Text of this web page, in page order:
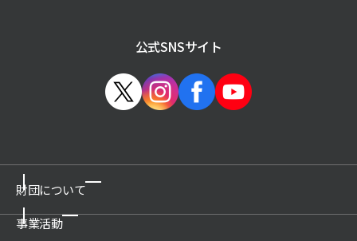
公式SNSサイト
財団について
ご挨拶
事業活動